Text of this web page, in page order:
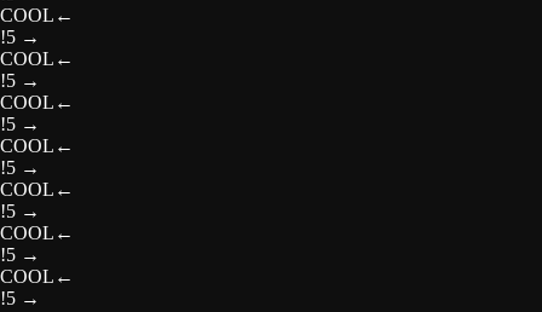
COOL ←
!5 →
COOL ←
!5 →
COOL ←
!5 →
COOL ←
!5 →
COOL ←
!5 →
COOL ←
!5 →
COOL ←
!5 →